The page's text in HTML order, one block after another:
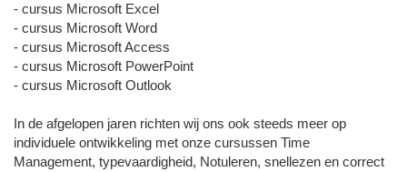
- cursus Microsoft Excel
- cursus Microsoft Word
- cursus Microsoft Access
- cursus Microsoft PowerPoint
- cursus Microsoft Outlook
In de afgelopen jaren richten wij ons ook steeds meer op
individuele ontwikkeling met onze cursussen Time
Management, typevaardigheid, Notuleren, snellezen en correct